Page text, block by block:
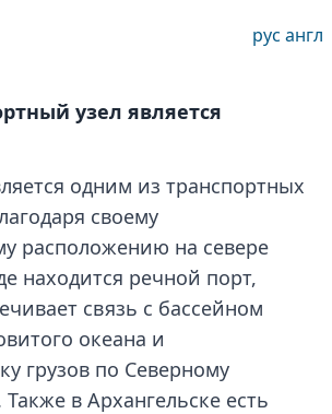
рус англ
узел является
одним из транспортных
своему
расположению на севере
находится речной порт,
связь с бассейном
океана и
грузов по Северному
в Архангельске есть